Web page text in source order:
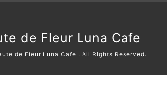
de Fleur Luna Cafe
de Fleur Luna Cafe . All Rights Reserved.